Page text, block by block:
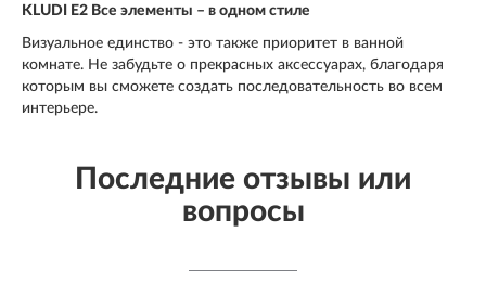
KLUDI E2 Все элементы – в одном стиле
Визуальное единство - это также приоритет в ванной
комнате. Не забудьте о прекрасных аксессуарах, благодаря
которым вы сможете создать последовательность во всем
интерьере.
Последние отзывы или
вопросы